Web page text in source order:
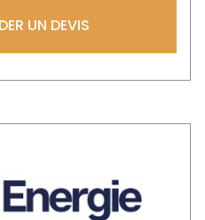
UN DEVIS